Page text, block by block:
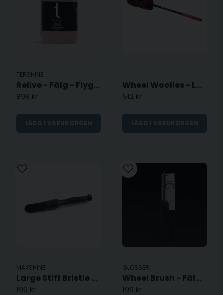
TERSHINE
Relive - Fälg - Flygrostborttagare - 5L
898 kr
LÄGG I VARUKORGEN
Wheel Woolies - Large
512 kr
LÄGG I VARUKORGEN
MAXSHINE
Large Stiff Bristle Detailing Brush
199 kr
GLOSSER
Wheel Brush - Fälgrengöringsborste
199 kr